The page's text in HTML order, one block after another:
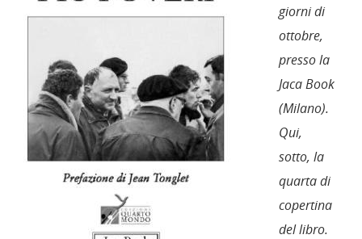
giorni di
ottobre,
presso la
Jaca Book
(Milano).
Qui,
sotto, la
quarta di
copertina
del libro.